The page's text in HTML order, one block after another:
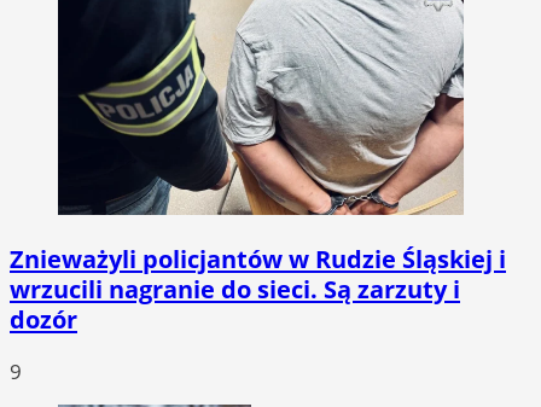
Znieważyli policjantów w Rudzie Śląskiej i
wrzucili nagranie do sieci. Są zarzuty i
dozór
9